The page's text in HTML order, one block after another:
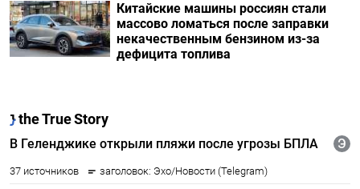
Китайские машины россиян стали
массово ломаться после заправки
некачественным бензином из-за
дефицита топлива